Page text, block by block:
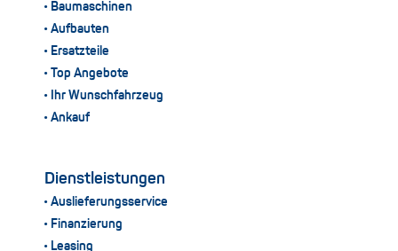
Baumaschinen
Aufbauten
Ersatzteile
Top Angebote
Ihr Wunschfahrzeug
Ankauf
Dienstleistungen
Auslieferungsservice
Finanzierung
Leasing